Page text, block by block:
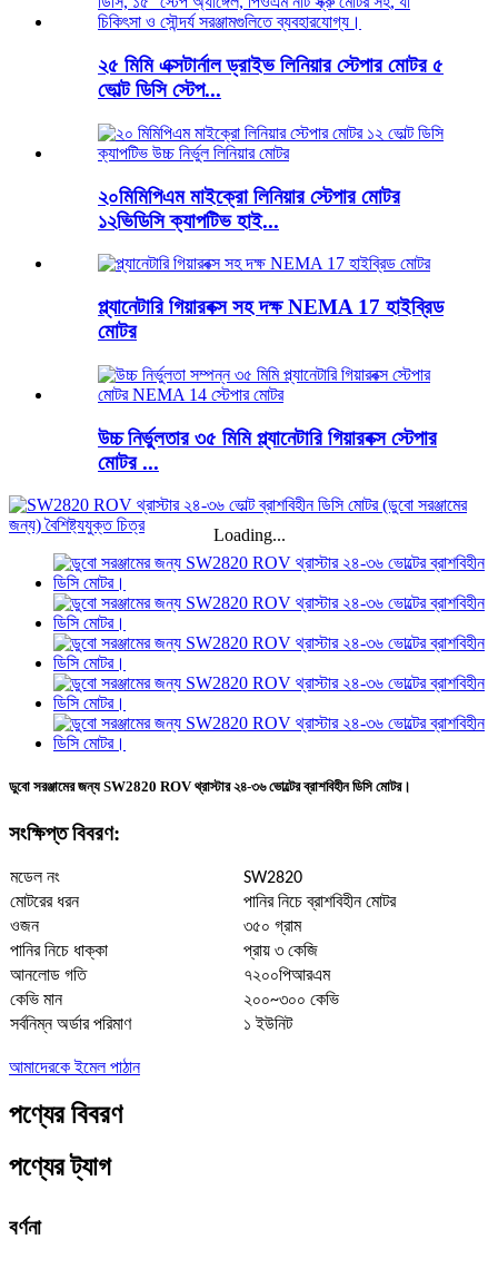
২৫ মিমি এক্সটার্নাল ড্রাইভ লিনিয়ার স্টেপার মোটর ৫
ভোল্ট ডিসি স্টেপ...
২০মিমিপিএম মাইক্রো লিনিয়ার স্টেপার মোটর
১২ভিডিসি ক্যাপটিভ হাই...
প্ল্যানেটারি গিয়ারবক্স সহ দক্ষ NEMA 17 হাইব্রিড
মোটর
উচ্চ নির্ভুলতার ৩৫ মিমি প্ল্যানেটারি গিয়ারবক্স স্টেপার
মোটর ...
Loading...
ডুবো সরঞ্জামের জন্য SW2820 ROV থ্রাস্টার ২৪-৩৬ ভোল্টের ব্রাশবিহীন ডিসি মোটর।
সংক্ষিপ্ত বিবরণ:
মডেল নং
SW2820
মোটরের ধরন
পানির নিচে ব্রাশবিহীন মোটর
ওজন
৩৫০ গ্রাম
পানির নিচে ধাক্কা
প্রায় ৩ কেজি
আনলোড গতি
৭২০০পিআরএম
কেভি মান
২০০~৩০০ কেভি
সর্বনিম্ন অর্ডার পরিমাণ
১ ইউনিট
আমাদেরকে ইমেল পাঠান
পণ্যের বিবরণ
পণ্যের ট্যাগ
বর্ণনা